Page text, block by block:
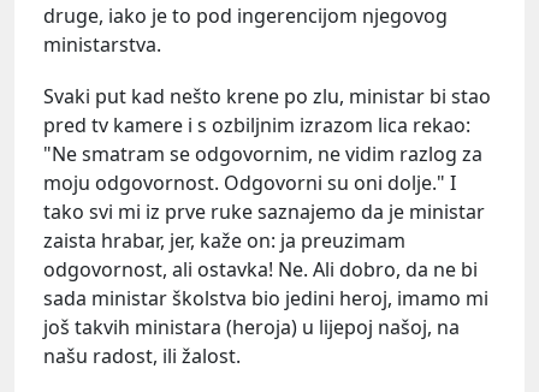
druge, iako je to pod ingerencijom njegovog
ministarstva.
Svaki put kad nešto krene po zlu, ministar bi stao
pred tv kamere i s ozbiljnim izrazom lica rekao:
"Ne smatram se odgovornim, ne vidim razlog za
moju odgovornost. Odgovorni su oni dolje." I
tako svi mi iz prve ruke saznajemo da je ministar
zaista hrabar, jer, kaže on: ja preuzimam
odgovornost, ali ostavka! Ne. Ali dobro, da ne bi
sada ministar školstva bio jedini heroj, imamo mi
još takvih ministara (heroja) u lijepoj našoj, na
našu radost, ili žalost.